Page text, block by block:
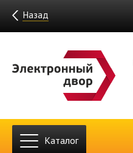
Назад
Каталог